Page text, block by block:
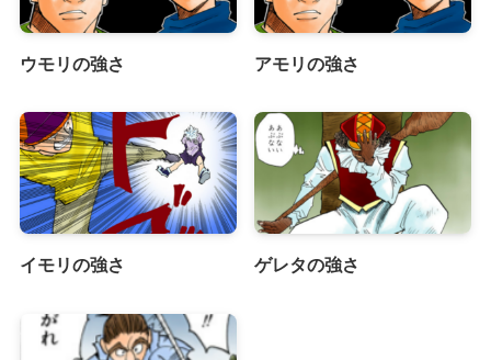
ウモリの強さ アモリの強さ
イモリの強さ ゲレタの強さ